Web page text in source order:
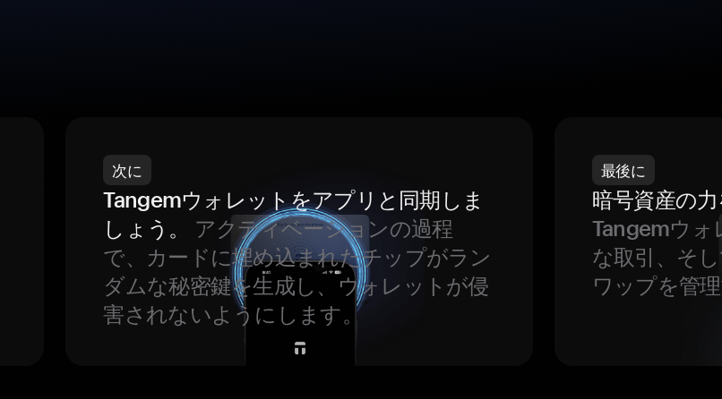
次に
Tangemウォレットをアプリと同期しま
しょう。
アクティベーションの過程
で、カードに埋め込まれたチップがラン
ダムな秘密鍵を生成し、ウォレットが侵
害されないようにします。
最後に
暗号資産の
Tangemウォ
な取引、そ
ワップを管